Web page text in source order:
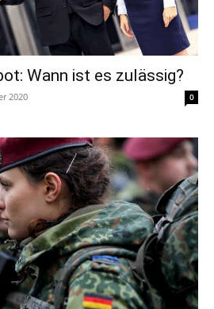
Wann ist es zulässig?
2020 0